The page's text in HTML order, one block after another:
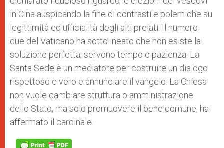
in Cina auspicando la fine di contrasti e polemiche su
legittimità ed ufficialità degli alti prelati. Il numero
due del Vaticano ha sottolineato che non esiste la
soluzione perfetta; servono tempo e pazienza. La
Santa Sede è un mediatore per costruire un dialogo
rispettoso e vero e annunciare il vangelo. La Chiesa
non vuole cambiare struttura o amministrazione
dello Stato, ma solo promuovere il bene comune, ha
affermato il cardinale.